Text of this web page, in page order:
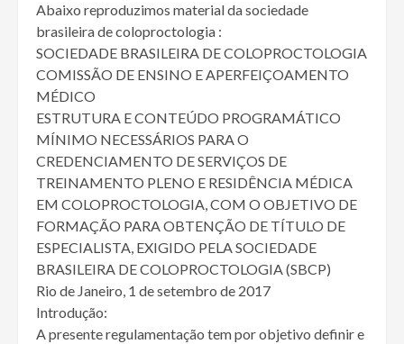
Abaixo reproduzimos material da sociedade
brasileira de coloproctologia :
SOCIEDADE BRASILEIRA DE COLOPROCTOLOGIA
COMISSÃO DE ENSINO E APERFEIÇOAMENTO
MÉDICO
ESTRUTURA E CONTEÚDO PROGRAMÁTICO
MÍNIMO NECESSÁRIOS PARA O
CREDENCIAMENTO DE SERVIÇOS DE
TREINAMENTO PLENO E RESIDÊNCIA MÉDICA
EM COLOPROCTOLOGIA, COM O OBJETIVO DE
FORMAÇÃO PARA OBTENÇÃO DE TÍTULO DE
ESPECIALISTA, EXIGIDO PELA SOCIEDADE
BRASILEIRA DE COLOPROCTOLOGIA (SBCP)
Rio de Janeiro, 1 de setembro de 2017
Introdução:
A presente regulamentação tem por objetivo definir e